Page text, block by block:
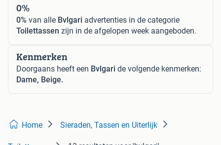
0%
0% van alle Bvlgari advertenties in de categorie
Toilettassen zijn in de afgelopen week aangeboden.
Kenmerken
Doorgaans heeft een Bvlgari de volgende kenmerken:
Dame, Beige.
Home Sieraden, Tassen en Uiterlijk